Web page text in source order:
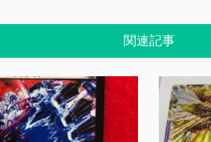
関連記事